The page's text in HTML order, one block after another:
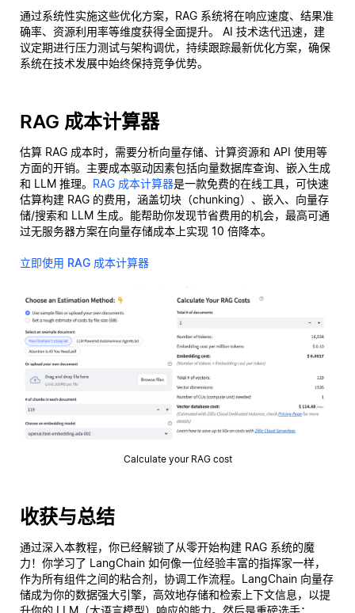
通过系统性实施这些优化方案，RAG 系统将在响应速度、结果准
确率、资源利用率等维度获得全面提升。 AI 技术迭代迅速，建
议定期进行压力测试与架构调优，持续跟踪最新优化方案，确保
系统在技术发展中始终保持竞争优势。
RAG 成本计算器
估算 RAG 成本时，需要分析向量存储、计算资源和 API 使用等
方面的开销。主要成本驱动因素包括向量数据库查询、嵌入生成
和 LLM 推理。 RAG 成本计算器是一款免费的在线工具，可快速
估算构建 RAG 的费用，涵盖切块（chunking）、嵌入、向量存
储/搜索和 LLM 生成。能帮助你发现节省费用的机会，最高可通
过无服务器方案在向量存储成本上实现 10 倍降本。
立即使用 RAG 成本计算器
Calculate your RAG cost
收获与总结
通过深入本教程，你已经解锁了从零开始构建 RAG 系统的魔
力！你学习了 LangChain 如何像一位经验丰富的指挥家一样，
作为所有组件之间的粘合剂，协调工作流程。LangChain 向量存
储成为你的数据强大引擎，高效地存储和检索上下文信息，以提
升你的 LLM（大语言模型）响应的能力。然后是重磅选手：